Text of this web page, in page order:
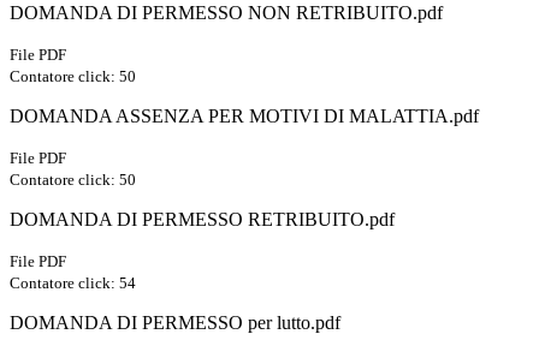
DOMANDA DI PERMESSO NON RETRIBUITO.pdf
File PDF
Contatore click: 50
DOMANDA ASSENZA PER MOTIVI DI MALATTIA.pdf
File PDF
Contatore click: 50
DOMANDA DI PERMESSO RETRIBUITO.pdf
File PDF
Contatore click: 54
DOMANDA DI PERMESSO per lutto.pdf